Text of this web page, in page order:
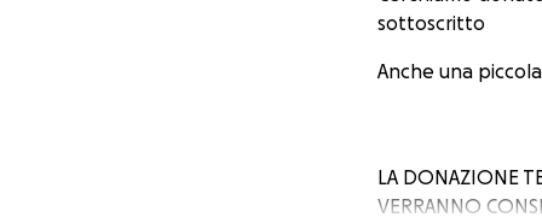
sottoscritto
Anche una
LA DONAZIONE
VERRANNO